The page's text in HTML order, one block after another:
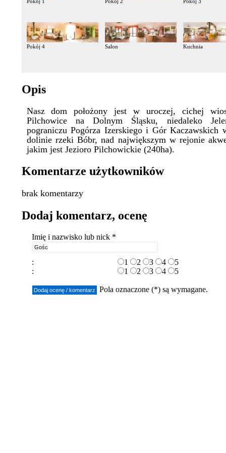
Pokój 4 Salon Kuchnia
Opis
Nasz dom położony jest w uroczej, cichej
Pilchowice na Dolnym Śląsku, niedaleko
pograniczu Pogórza Izerskiego i Gór Kaczawskich
dolinie rzeki Bóbr, nad największym w rejonie
jakim jest Jezioro Pilchowickie (240ha).
Komentarze użytkowników
brak komentarzy
Dodaj komentarz, ocenę
Imię i nazwisko lub nick *
: 1 2 3 4
5
:
1 2 3 4 5
Pola oznaczone (*) są wymagane.